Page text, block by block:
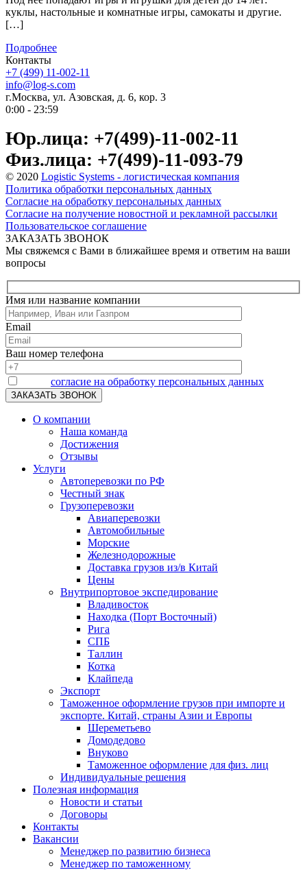
куклы, настольные и комнатные игры, самокаты и другие.
[…]
Подробнее
Контакты
+7 (499) 11-002-11
info@log-s.com
г.Москва, ул. Азовская, д. 6, кор. 3
0:00 - 23:59
Юр.лица: +7(499)-11-002-11
Физ.лица: +7(499)-11-093-79
© 2020 Logistic Systems - логистическая компания
Политика обработки персональных данных
Согласие на обработку персональных данных
Согласие на получение новостной и рекламной рассылки
Пользовательское соглашение
ЗАКАЗАТЬ ЗВОНОК
Мы свяжемся с Вами в ближайшее время и ответим на ваши
вопросы
Имя или название компании
Email
Ваш номер телефона
согласие на обработку персональных данных
О компании
Наша команда
Достижения
Отзывы
Услуги
Автоперевозки по РФ
Честный знак
Грузоперевозки
Авиаперевозки
Автомобильные
Морские
Железнодорожные
Доставка грузов из/в Китай
Цены
Внутрипортовое экспедирование
Владивосток
Находка (Порт Восточный)
Рига
СПБ
Таллин
Котка
Клайпеда
Экспорт
Таможенное оформление грузов при импорте и
экспорте. Китай, страны Азии и Европы
Шереметьево
Домодедово
Внуково
Таможенное оформление для физ. лиц
Индивидуальные решения
Полезная информация
Новости и статьи
Договоры
Контакты
Вакансии
Менеджер по развитию бизнеса
Менеджер по таможенному